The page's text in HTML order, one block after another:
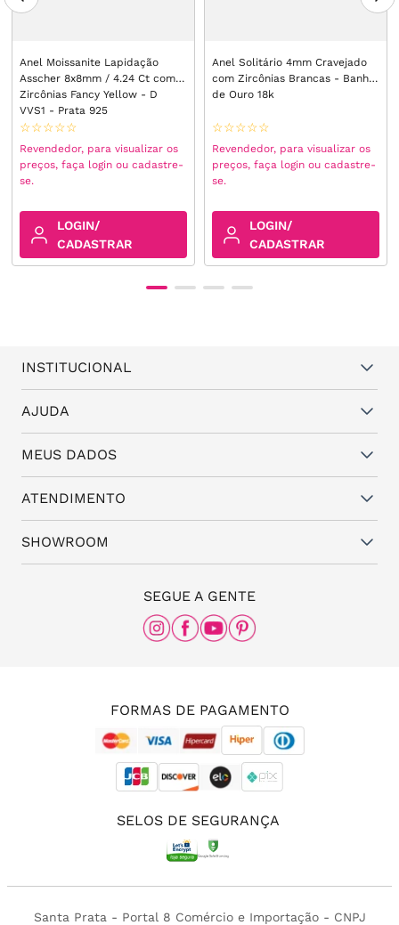
Anel Moissanite Lapidação
Asscher 8x8mm / 4.24 Ct com
Zircônias Fancy Yellow - D
VVS1 - Prata 925
☆☆☆☆☆
Revendedor, para visualizar os
preços, faça login ou cadastre-
se.
LOGIN/
CADASTRAR
Anel Solitário 4mm Cravejado
com Zircônias Brancas - Banho
de Ouro 18k
☆☆☆☆☆
Revendedor, para visualizar os
preços, faça login ou cadastre-
se.
LOGIN/
CADASTRAR
INSTITUCIONAL
Quem somos
Vantagens
Política de Trocas e Garantia
Política de Privacidade
Assistência Técnica
AJUDA
Dúvidas frequentes
Fale conosco
MEUS DADOS
Cadastro
Minha conta
Meus pedidos
ATENDIMENTO
(11) 94824-6508
(11) 3087-8168
SHOWROOM
Rua Frei Caneca, nº 558 - 11º andar, Consolação,
São Paulo - SP, 01307-000
SEGUE A GENTE
FORMAS DE PAGAMENTO
SELOS DE SEGURANÇA
Santa Prata - Portal 8 Comércio e Importação - CNPJ